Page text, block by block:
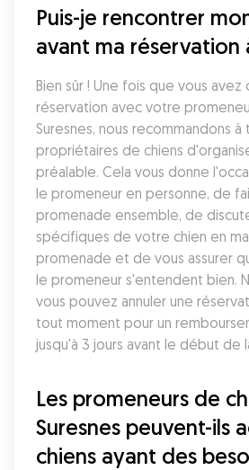
Puis-je rencontrer
avant ma réservation
Bien sûr ! Une fois que vous
réservation avec votre
Suresnes, nous recommandons à
propriétaires de chiens
préalable. Cela vous donne
le promeneur en personne, de
promenade ensemble, de
spécifiques de votre chien en
promenade et de vous assurer
le promeneur s'entendent bien.
vous pouvez annuler une
tout moment pour un
jusqu'à 3 jours avant le début de
Les promeneurs de
Suresnes peuvent-ils
chiens ayant des